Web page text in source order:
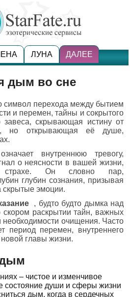
ЛУНА ДАЛЕЕ
дым во сне
символ перехода между бытием
и перемен, тайны и сокрытого
скрывающая истину от
но открывающая её душе,
внутреннюю тревогу,
о неясности в вашей жизни,
страхе. Он словно пар,
глубин сознания, призывая
скрытые эмоции.
, будто будто дымка над
скором раскрытии тайн, важных
необходимости очищения. Часто
период перемен, внутреннего
главы жизни.
– чистое и изменчивое
состояние души и сферы жизни
дым, когда в сердечных